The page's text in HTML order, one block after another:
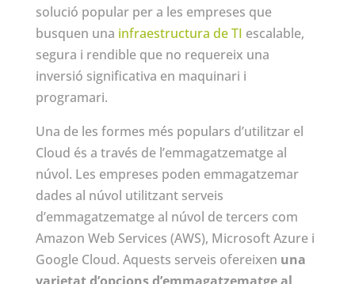
solució popular per a les empreses que
busquen una infraestructura de TI escalable,
segura i rendible que no requereix una
inversió significativa en maquinari i
programari.
Una de les formes més populars d’utilitzar el
Cloud és a través de l’emmagatzematge al
núvol. Les empreses poden emmagatzemar
dades al núvol utilitzant serveis
d’emmagatzematge al núvol de tercers com
Amazon Web Services (AWS), Microsoft Azure i
Google Cloud. Aquests serveis ofereixen una